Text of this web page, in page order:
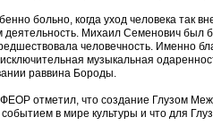
больно, когда уход человека так
деятельность. Михаил Семенович был
человечность. Именно
музыкальная
раввина Бороды.
отметил, что создание Глузом
в мире культуры и что для